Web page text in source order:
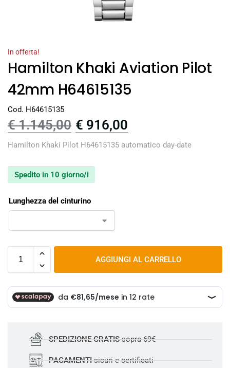
In offerta!
Hamilton Khaki Aviation Pilot
42mm H64615135
Cod. H64615135
€1.145,00 € 916,00
Hamilton Khaki Pilot H64615135 automatico day-date
Spedito in 10 giorno/i
Lunghezza del cinturino
AGGIUNGI AL CARRELLO
SPEDIZIONE GRATISsopra 69€
PAGAMENTI sicuri e certificati